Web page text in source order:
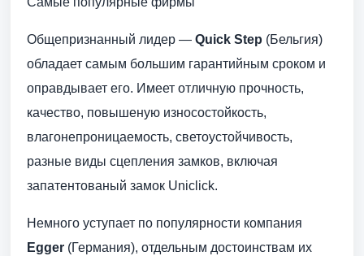
Общепризнанный лидер — Quick Step (Бельгия)
обладает самым большим гарантийным сроком и
оправдывает его. Имеет отличную прочность,
качество, повышеную износостойкость,
влагонепроницаемость, светоустойчивость,
разные виды сцепления замков, включая
запатентованый замок Uniclick.
Немного уступает по популярности компания
Egger (Германия), отдельным достоинствам их